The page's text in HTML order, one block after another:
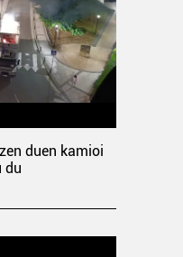
duen kamioi
du